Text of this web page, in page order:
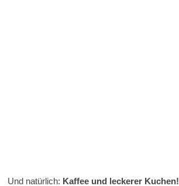
Und natürlich: Kaffee und leckerer Kuchen!